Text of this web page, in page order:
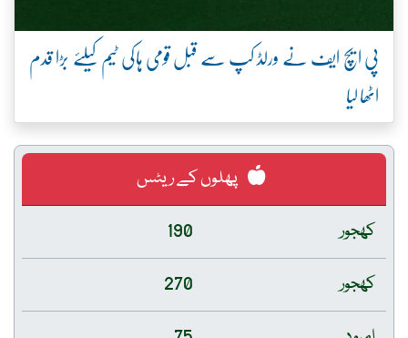
پی ایچ ایف نے ورلڈ کپ سے قبل قومی ہاکی ٹیم کیلئے بڑا قدم
اٹھا لیا
پھلوں کے ریٹس
کھجور
190
کھجور
270